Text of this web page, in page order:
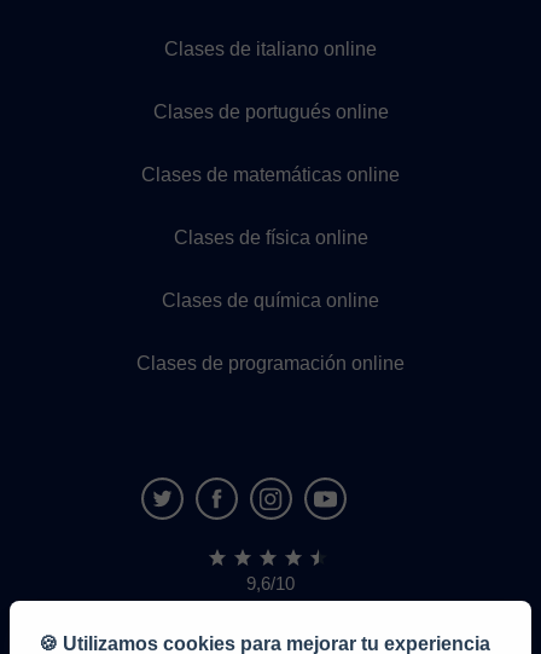
Clases de italiano online
Clases de portugués online
Clases de matemáticas online
Clases de física online
Clases de química online
Clases de programación online
9,6/10
1,339,284
de
🍪 Utilizamos cookies para mejorar tu experiencia